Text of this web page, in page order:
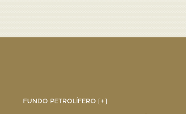
FUNDO PETROLÍFERO [+]